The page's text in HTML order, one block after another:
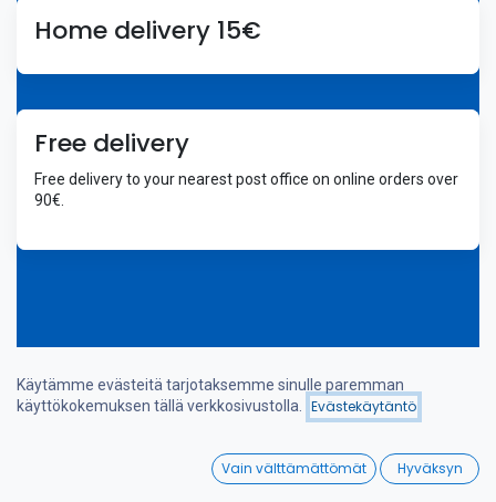
Nimi (A-Ö)
Wishlist
Home delivery 15€
Free delivery
Free delivery to your nearest post office on online orders over
90€.
Welcome
Käytämme evästeitä tarjotaksemme sinulle paremman
käyttökokemuksen tällä verkkosivustolla.
Evästekäytäntö
Vain välttämättömät Hyväksyn